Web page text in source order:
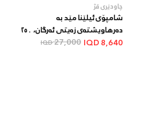
چاودێری قژ
شامپۆی ئیلێنا مێد بە
دەرهاویشتەی زەیتی ئەرگان، ٢٥٠
مل
8,640
27,000
IQD